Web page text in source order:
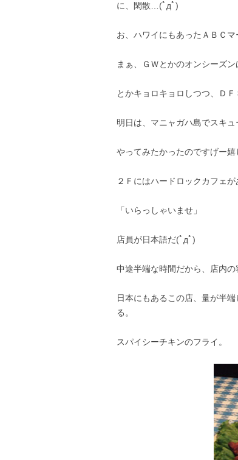
に、閑散…(ﾟдﾟ)
お、ハワイにもあったＡＢＣマ
まぁ、ＧＷとかのオンシーズ
とかキョロキョロしつつ、Ｄ
明日は、マニャガハ島でスキ
やってみたかったのですげー嬉
２Ｆにはハードロックカフェ
「いらっしゃいませ」
店員が日本語だ(ﾟдﾟ)
中途半端な時間だから、店内
日本にもあるこの店、量が半
る。
スパイシーチキンのフライ。